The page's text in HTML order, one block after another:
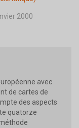
2000
avec
de cartes de
des aspects
quatorze